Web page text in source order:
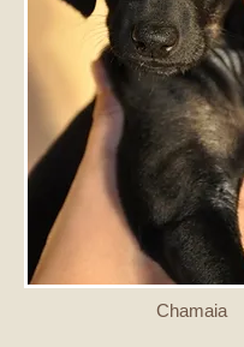
Chamaia